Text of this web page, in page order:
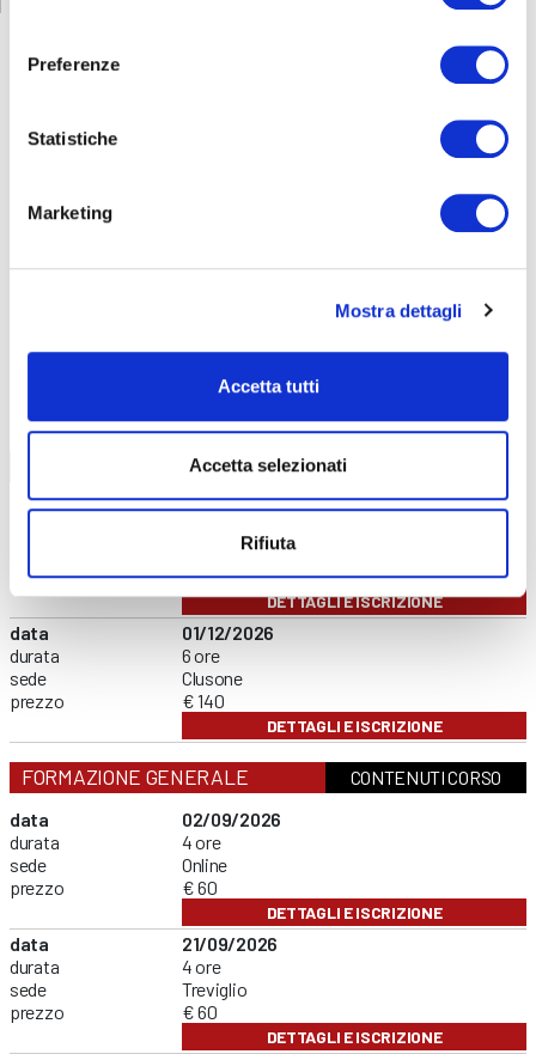
Preferenze
Statistiche
Marketing
Mostra dettagli
Accetta tutti
Accetta selezionati
Rifiuta
SICUREZZA
Addetti al primo soccorso
Formazione lavoratori
PES/PAV
Preposti
FORMAZIONE LAVORATORI
data
prezzo
08/09/2026
€ 140
DETTAGLI E ISCRIZIONE
data
durata
sede
prezzo
01/12/2026
6 ore
Clusone
€ 140
DETTAGLI E ISCRIZIONE
FORMAZIONE GENERALE
CONTENUTI CORSO
data
durata
sede
prezzo
02/09/2026
4 ore
Online
€ 60
DETTAGLI E ISCRIZIONE
data
durata
sede
prezzo
21/09/2026
4 ore
Treviglio
€ 60
DETTAGLI E ISCRIZIONE